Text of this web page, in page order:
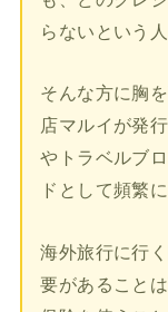
らないという
そんな方に胸
店マルイが発
やトラベルブ
ドとして頻繁
海外旅行に行
要があること